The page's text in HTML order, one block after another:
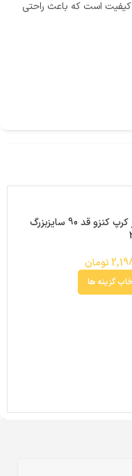
کیفیت است که باعث راحتی
شلوار کرپ کنزو قد 90 سایزبزرگ
تومان
گزینه ها